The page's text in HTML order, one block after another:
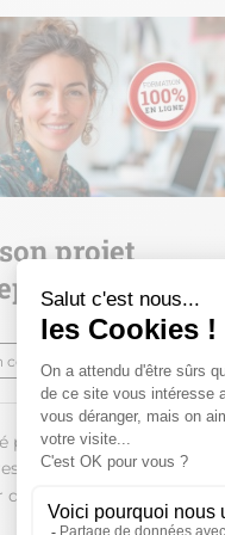
projet
(distanciel)
courte
par OPCO, CPF, FAFCEA
700 €